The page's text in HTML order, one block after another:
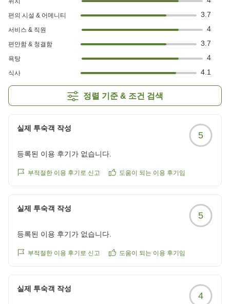
편의 시설 & 어메니티 3.7
서비스 & 직원 4
편안함 & 청결함 3.7
욕탕 4
식사 4.1
정렬 기준 & 조건 검색
실제 투숙객 작성
5
등록된 이용 후기가 없습니다.
부적절한 이용 후기로 신고 도움이 되는 이용 후기임
실제 투숙객 작성
5
등록된 이용 후기가 없습니다.
부적절한 이용 후기로 신고 도움이 되는 이용 후기임
실제 투숙객 작성
4